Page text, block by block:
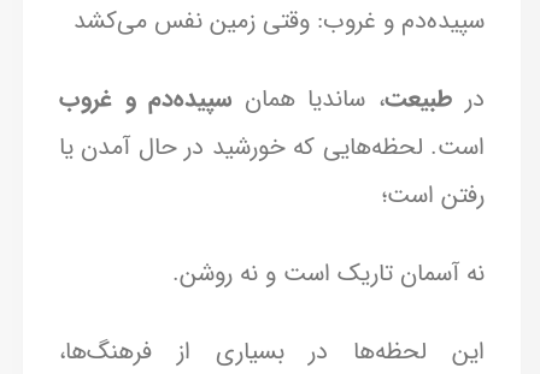
سپیده‌دم و غروب: وقتی زمین نفس می‌کشد
در طبیعت، ساندیا همان سپیده‌دم و غروب
است. لحظه‌هایی که خورشید در حال آمدن یا
رفتن است؛
نه آسمان تاریک است و نه روشن.
این لحظه‌ها در بسیاری از فرهنگ‌ها،